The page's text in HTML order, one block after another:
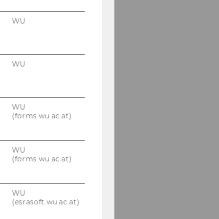
WU
WU
WU
(forms.wu.ac.at)
WU
(forms.wu.ac.at)
WU
(esrasoft.wu.ac.at)